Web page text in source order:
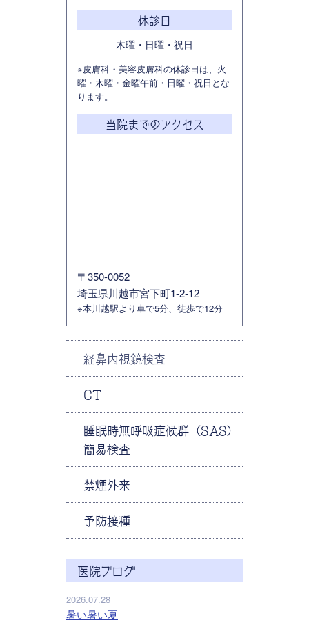
休診日
木曜・日曜・祝日
※皮膚科・美容皮膚科の休診日は、火
曜・木曜・金曜午前・日曜・祝日とな
ります。
当院までのアクセス
〒350-0052
埼玉県川越市宮下町1-2-12
※本川越駅より車で5分、徒歩で12分
経鼻内視鏡検査
CT
睡眠時無呼吸症候群（SAS）
簡易検査
禁煙外来
予防接種
医院ブログ
2026.07.28
暑い暑い夏